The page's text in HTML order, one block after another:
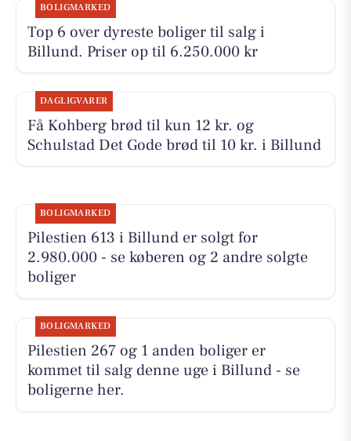
BOLIGMARKED
Top 6 over dyreste boliger til salg i
Billund. Priser op til 6.250.000 kr
DAGLIGVARER
Få Kohberg brød til kun 12 kr. og
Schulstad Det Gode brød til 10 kr. i Billund
BOLIGMARKED
Pilestien 613 i Billund er solgt for
2.980.000 - se køberen og 2 andre solgte
boliger
BOLIGMARKED
Pilestien 267 og 1 anden boliger er
kommet til salg denne uge i Billund - se
boligerne her.